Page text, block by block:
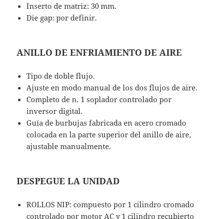
Inserto de matriz: 30 mm.
Die gap: por definir.
ANILLO DE ENFRIAMIENTO DE AIRE
Tipo de doble flujo.
Ajuste en modo manual de los dos flujos de aire.
Completo de n. 1 soplador controlado por
inversor digital.
Guía de burbujas fabricada en acero cromado
colocada en la parte superior del anillo de aire,
ajustable manualmente.
DESPEGUE LA UNIDAD
ROLLOS NIP: compuesto por 1 cilindro cromado
controlado por motor AC y 1 cilindro recubierto